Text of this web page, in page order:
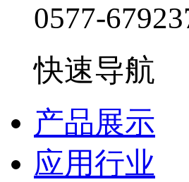
0577-
快速导航
产品展示
应用行业